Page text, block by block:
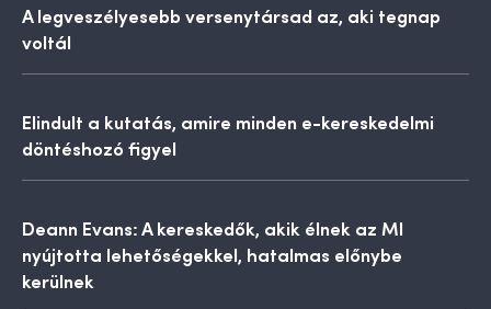
A legveszélyesebb versenytársad az, aki tegnap
voltál
Elindult a kutatás, amire minden e-kereskedelmi
döntéshozó figyel
Deann Evans: A kereskedők, akik élnek az MI
nyújtotta lehetőségekkel, hatalmas előnybe
kerülnek